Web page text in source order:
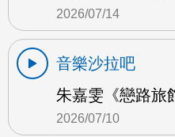
2026/07/14
音樂沙拉吧
朱嘉雯《戀路旅
2026/07/10